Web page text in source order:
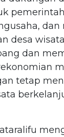
dan
desa
dan
tetap